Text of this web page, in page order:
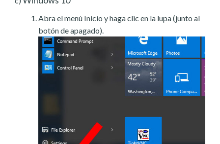
Abra el menú Inicio y haga clic en la lupa (junto al
botón de apagado).